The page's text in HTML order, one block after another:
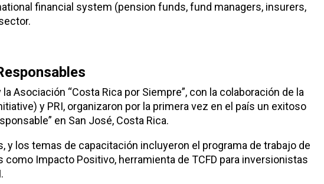
financial system (pension funds, fund managers, insurers,
Asociación “Costa Rica por Siempre”, con la colaboración de la
y PRI, organizaron por la primera vez en el país un exitoso
en San José, Costa Rica.
los temas de capacitación incluyeron el programa de trabajo de
Impacto Positivo, herramienta de TCFD para inversionistas